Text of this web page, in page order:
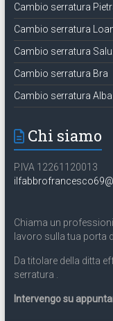
Cambio serratura
Cambio serratura
Cambio serratura
Cambio serratura Bra
Cambio serratura Alba
Chi siamo
P.IVA 12261120013
Chiama un
lavoro sulla tua porta
Da titolare della ditta
serratura .
Intervengo su